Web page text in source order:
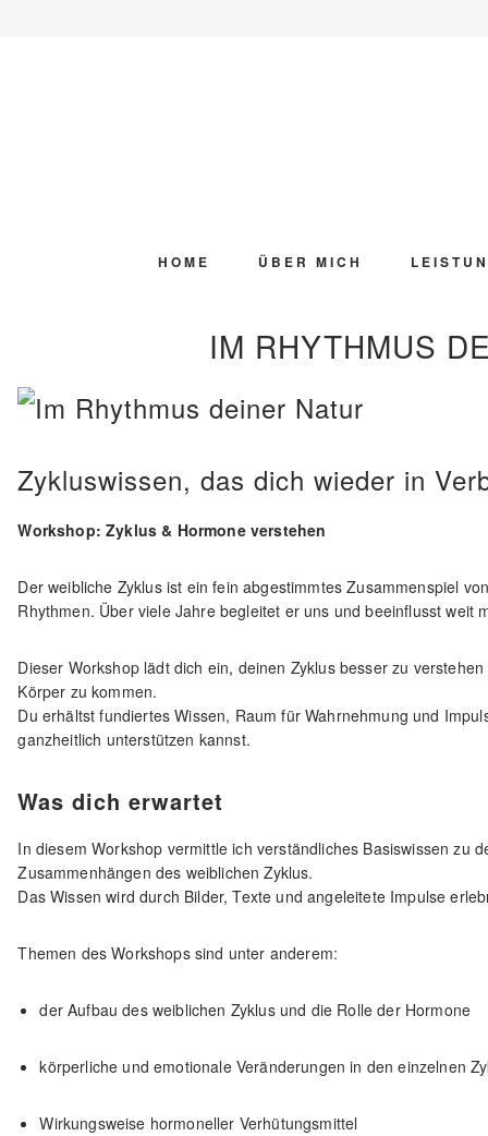
HOME ÜBER MICH
IM RHYTHMUS
Zykluswissen, das dich wieder in
Workshop: Zyklus & Hormone verstehen
Der weibliche Zyklus ist ein fein abgestimmtes Zusammenspiel
Rhythmen. Über viele Jahre begleitet er uns und beeinflusst weit
Dieser Workshop lädt dich ein, deinen Zyklus besser zu
Körper zu kommen.
Du erhältst fundiertes Wissen, Raum für Wahrnehmung und
ganzheitlich unterstützen kannst.
Was dich erwartet
In diesem Workshop vermittle ich verständliches Basiswissen zu
Zusammenhängen des weiblichen Zyklus.
Das Wissen wird durch Bilder, Texte und angeleitete Impulse
Themen des Workshops sind unter anderem:
der Aufbau des weiblichen Zyklus und die Rolle der Hormone
körperliche und emotionale Veränderungen in den einzelnen
Wirkungsweise hormoneller Verhütungsmittel